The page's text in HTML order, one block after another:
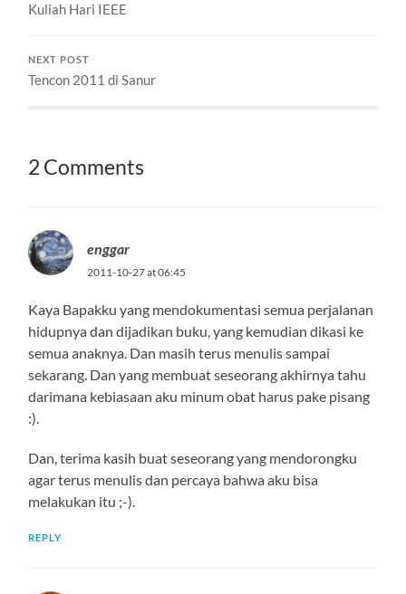
Kuliah Hari IEEE
NEXT POST
Tencon 2011 di Sanur
2 Comments
enggar
2011-10-27 at 06:45
Kaya Bapakku yang mendokumentasi semua perjalanan
hidupnya dan dijadikan buku, yang kemudian dikasi ke
semua anaknya. Dan masih terus menulis sampai
sekarang. Dan yang membuat seseorang akhirnya tahu
darimana kebiasaan aku minum obat harus pake pisang
:).
Dan, terima kasih buat seseorang yang mendorongku
agar terus menulis dan percaya bahwa aku bisa
melakukan itu ;-).
REPLY